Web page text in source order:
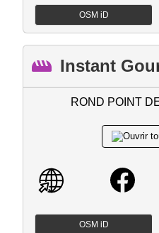
OSM iD
Instant
ROND POINT
OSM iD